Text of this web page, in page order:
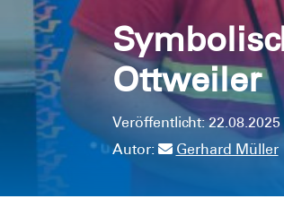
Ottweiler
Veröffentlicht: 22.08.2025
Autor:
Gerhard Müller